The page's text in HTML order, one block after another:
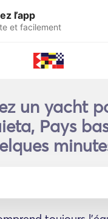
l’app
et facilement
un yacht
Pays